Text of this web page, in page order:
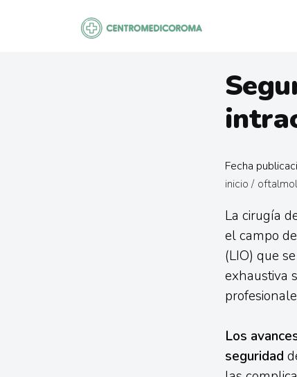
Fecha
inicio /
La cirugía
el campo
(LIO) que
exhaustiva
Los
seguridad